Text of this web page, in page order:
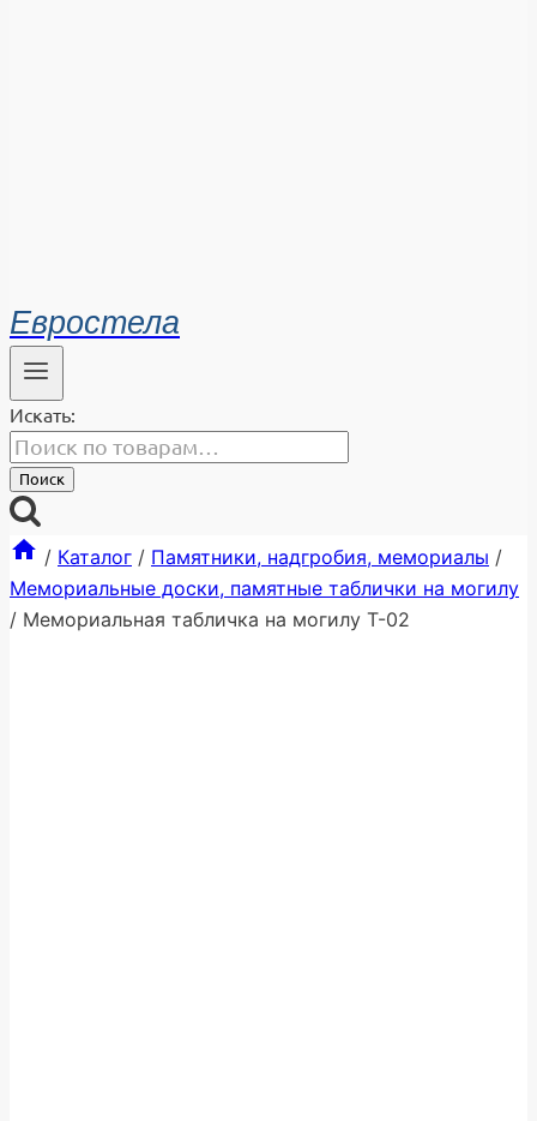
Евростела
Искать:
Поиск
/ Каталог / Памятники, надгробия, мемориалы /
Мемориальные доски, памятные таблички на могилу
/ Мемориальная табличка на могилу Т-02